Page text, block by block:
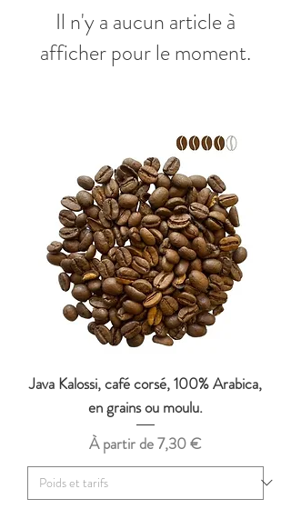
Il n'y a aucun article à
afficher pour le moment.
Java Kalossi, café corsé, 100% Arabica,
en grains ou moulu.
À partir de7,30 €
Prix promotionnel